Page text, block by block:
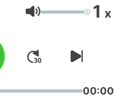
Volumen 1 x
00:00